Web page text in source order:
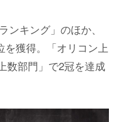
キング」のほか、
を獲得。「オリコン上
数部門」で2冠を達成